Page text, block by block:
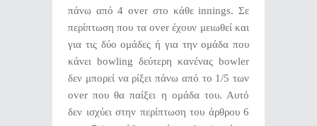
πάνω από 4 over στο κάθε innings. Σε
περίπτωση που τα over έχουν μειωθεί και
για τις δύο ομάδες ή για την ομάδα που
κάνει bowling δεύτερη κανένας bowler
δεν μπορεί να ρίξει πάνω από το 1/5 των
over που θα παίξει η ομάδα του. Αυτό
δεν ισχύει στην περίπτωση του άρθρου 6